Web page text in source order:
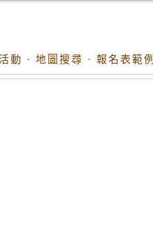
動 · 地圖搜尋 · 報名表範例